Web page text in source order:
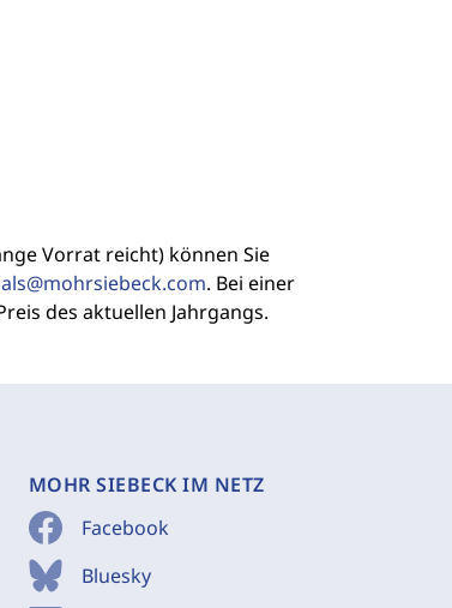
Vorrat reicht) können Sie
. Bei einer
des aktuellen Jahrgangs.
MOHR SIEBECK IM NETZ
Facebook
Bluesky